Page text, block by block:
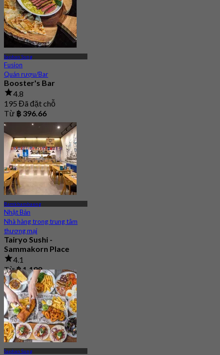
Saphan Sung
Fusion
Quán rượu/Bar
Booster's Bar
4.8
195 Đã đặt chỗ
Từ ฿ 396.66
Ramkhamhaeng
Nhật Bản
Nhà hàng trong trung tâm
thương mại
Tairyo Sushi -
Sammakorn Place
4.1
Từ฿ 1,199
Saphan Sung